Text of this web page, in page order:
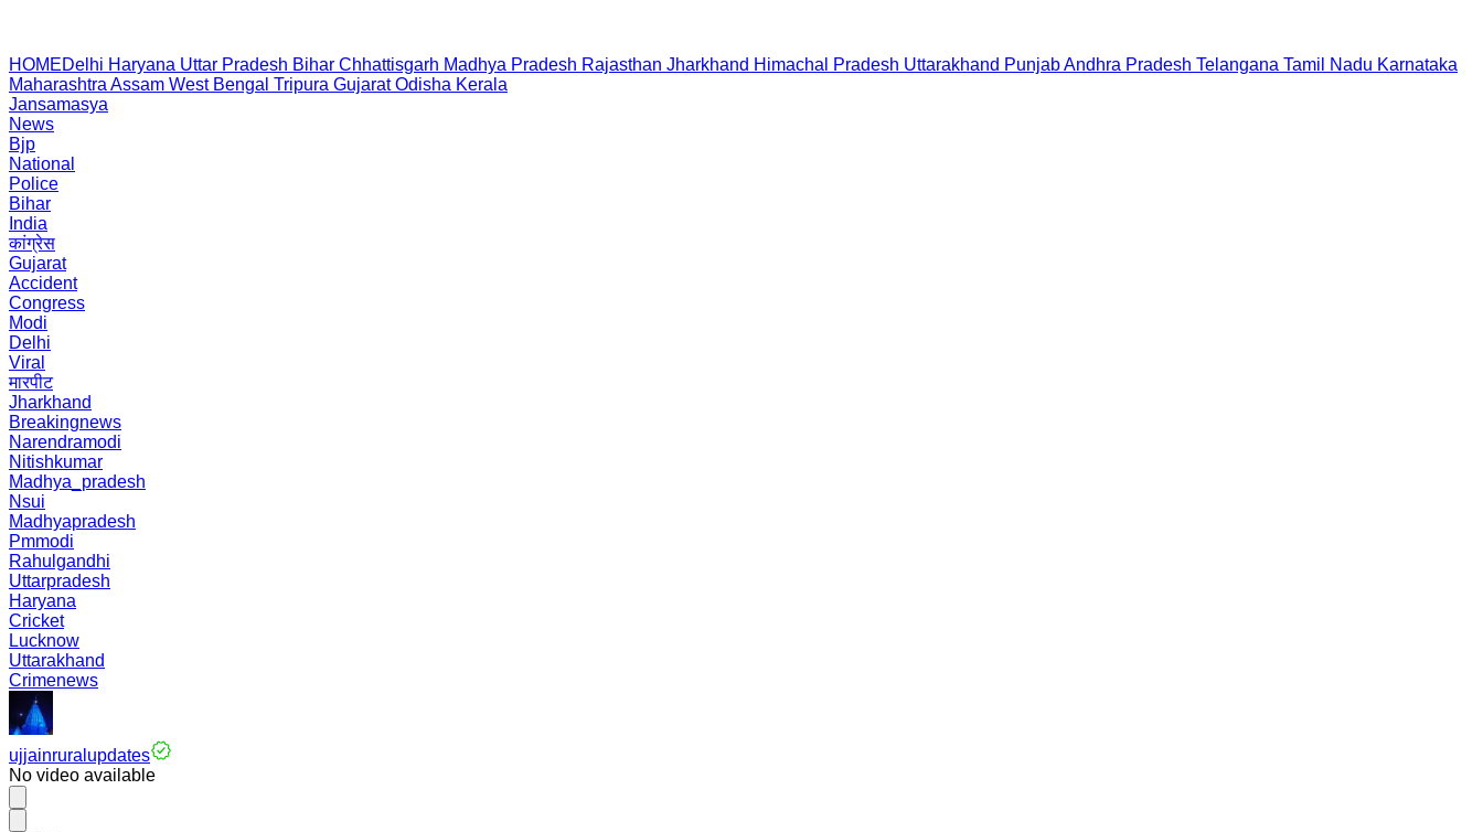
HOMEDelhi Haryana Uttar Pradesh Bihar Chhattisgarh Madhya Pradesh Rajasthan Jharkhand Himachal Pradesh Uttarakhand PunjabAndhra Pradesh Telangana Tamil Nadu Karnataka
Maharashtra Assam West Bengal Tripura Gujarat Odisha Kerala
Jansamasya
News
Bjp
National
Police
Bihar
India
कांग्रेस
Gujarat
Accident
Congress
Modi
Delhi
Viral
मारपीट
Jharkhand
Breakingnews
Narendramodi
Nitishkumar
Madhya_pradesh
Nsui
Madhyapradesh
Pmmodi
Rahulgandhi
Uttarpradesh
Haryana
Cricket
Lucknow
Uttarakhand
Crimenews
ujjainruralupdates
No video available